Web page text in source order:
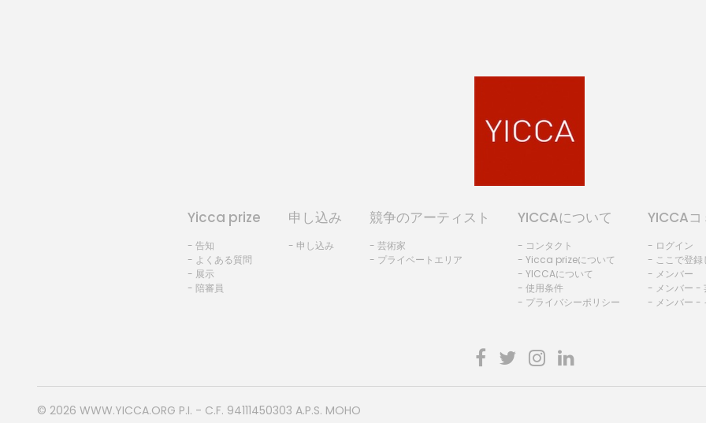
Yicca prize
- 告知
- よくある質問
- 展示
- 陪審員
申し込み
- 申し込み
競争のアーティスト
- 芸術家
- プライベートエリア
YICCAについて
- コンタクト
- Yicca prizeについて
- YICCAについて
- 使用条件
- プライバシーポリシー
YICCA
- ログイン
- ここで登録
- メンバー
- メンバー -
- メンバー -
© 2026 WWW.YICCA.ORG P.I. - C.F. 94111450303 A.P.S. MOHO